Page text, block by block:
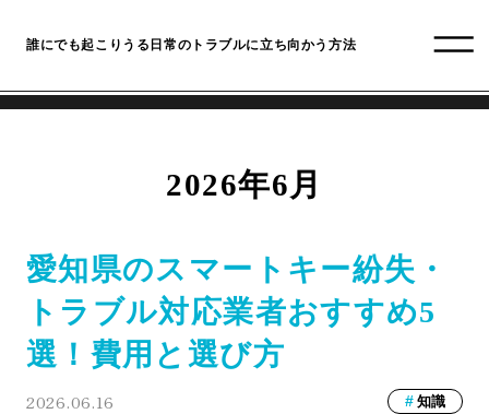
誰にでも起こりうる日常のトラブルに立ち向かう方法
2026年6月
愛知県のスマートキー紛失・
トラブル対応業者おすすめ5
選！費用と選び方
2026.06.16 知識